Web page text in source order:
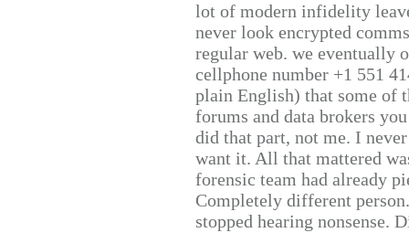
lot of modern infidelity
never look encrypted
regular web. we eventually
cellphone number +1 551
plain English) that some of
forums and data brokers
did that part, not me. I
want it. All that mattered
forensic team had already
Completely different
stopped hearing nonsense.